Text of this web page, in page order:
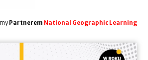
Partnerem National Geographic Learning